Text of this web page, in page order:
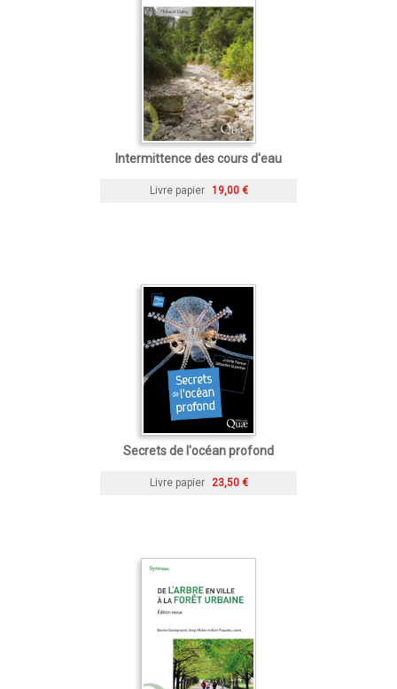
Intermittence des cours d'eau
Livre papier 19,00 €
Secrets de l'océan profond
Livre papier 23,50 €